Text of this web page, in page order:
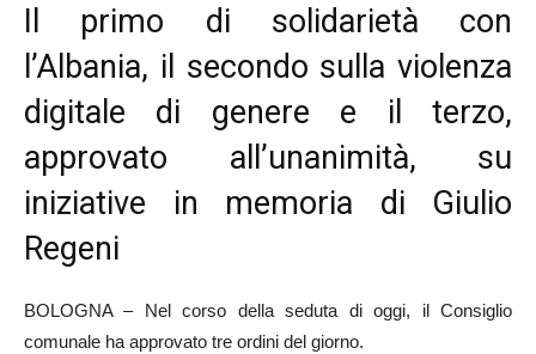
Il primo di solidarietà con
l’Albania, il secondo sulla violenza
digitale di genere e il terzo,
approvato all’unanimità, su
iniziative in memoria di Giulio
Regeni
BOLOGNA – Nel corso della seduta di oggi, il Consiglio
comunale ha approvato tre ordini del giorno.